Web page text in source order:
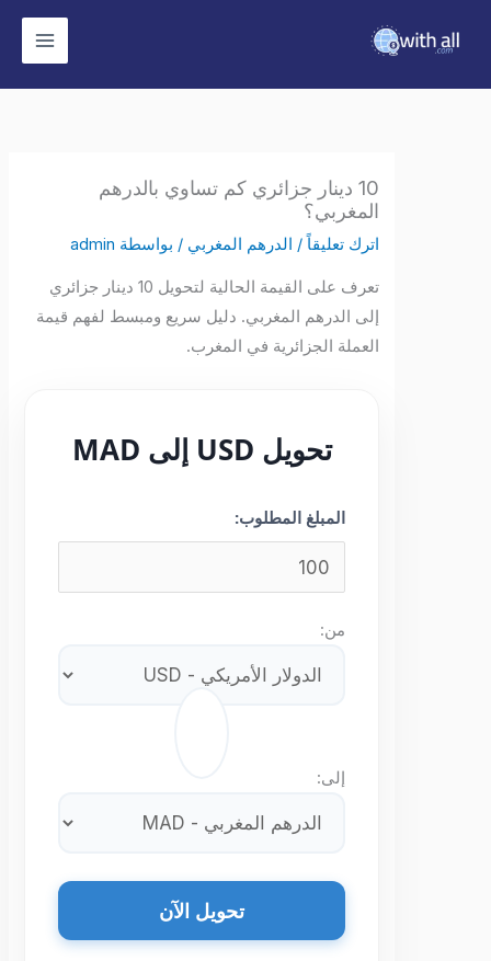
10 دينار جزائري كم تساوي بالدرهم
المغربي؟
اترك تعليقاً /الدرهم المغربي/ بواسطة admin
تعرف على القيمة الحالية لتحويل 10 دينار جزائري
إلى الدرهم المغربي. دليل سريع ومبسط لفهم قيمة
العملة الجزائرية في المغرب.
تحويل USD إلى MAD
المبلغ المطلوب:
تحويل الآن